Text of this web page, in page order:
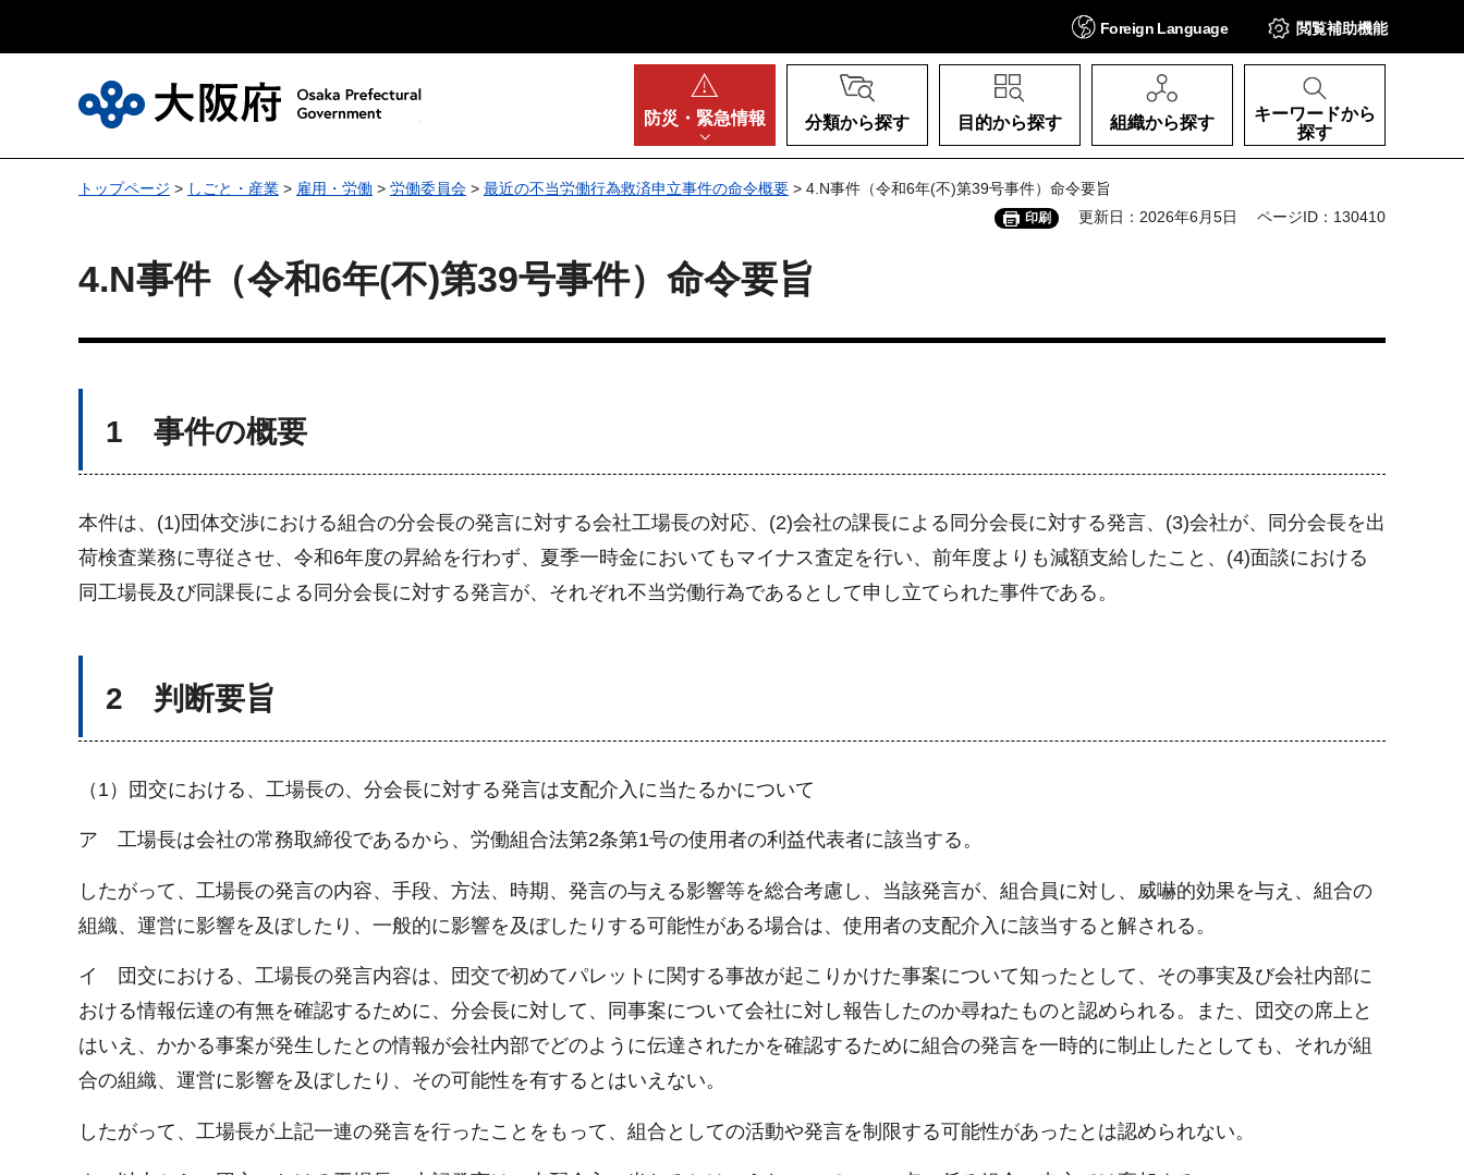
Foreign Language 閲覧補助機能
防災・ 緊急情報 分類から探す 目的から探す 組織から探す
キーワードから
探す
トップページ > しごと・産業 > 雇用・労働 > 労働委員会 > 最近の不当労働行為救済申立事件の命令概要 > 4.N事件（令和6年(不)第39号事件）命令要旨
印刷 更新日：2026年6月5日 ページID：130410
4.N事件（令和6年(不)第39号事件）命令要旨
1 事件の概要
本件は、(1)団体交渉における組合の分会長の発言に対する会社工場長の対応、(2)会社の課長による同分会長に対する発言、(3)会社が、同分会長を出
荷検査業務に専従させ、令和6年度の昇給を行わず、夏季一時金においてもマイナス査定を行い、前年度よりも減額支給したこと、(4)面談における
同工場長及び同課長による同分会長に対する発言が、それぞれ不当労働行為であるとして申し立てられた事件である。
2 判断要旨
（1）団交における、工場長の、分会長に対する発言は支配介入に当たるかについて
ア 工場長は会社の常務取締役であるから、労働組合法第2条第1号の使用者の利益代表者に該当する。
したがって、工場長の発言の内容、手段、方法、時期、発言の与える影響等を総合考慮し、当該発言が、組合員に対し、威嚇的効果を与え、組合の
組織、運営に影響を及ぼしたり、一般的に影響を及ぼしたりする可能性がある場合は、使用者の支配介入に該当すると解される。
イ 団交における、工場長の発言内容は、団交で初めてパレットに関する事故が起こりかけた事案について知ったとして、その事実及び会社内部に
おける情報伝達の有無を確認するために、分会長に対して、同事案について会社に対し報告したのか尋ねたものと認められる。また、団交の席上と
はいえ、かかる事案が発生したとの情報が会社内部でどのように伝達されたかを確認するために組合の発言を一時的に制止したとしても、それが組
合の組織、運営に影響を及ぼしたり、その可能性を有するとはいえない。
したがって、工場長が上記一連の発言を行ったことをもって、組合としての活動や発言を制限する可能性があったとは認められない。